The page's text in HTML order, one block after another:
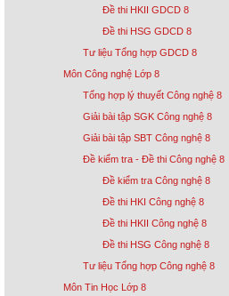
Đề thi HKII GDCD 8
Đề thi HSG GDCD 8
Tư liệu Tổng hợp GDCD 8
Môn Công nghệ Lớp 8
Tổng hợp lý thuyết Công nghệ 8
Giải bài tập SGK Công nghệ 8
Giải bài tập SBT Công nghệ 8
Đề kiểm tra - Đề thi Công nghệ 8
Đề kiểm tra Công nghệ 8
Đề thi HKI Công nghệ 8
Đề thi HKII Công nghệ 8
Đề thi HSG Công nghệ 8
Tư liệu Tổng hợp Công nghệ 8
Môn Tin Học Lớp 8